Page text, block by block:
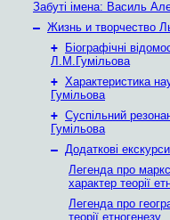
Забуті імена: Василь
– Жизнь и творчество
+
Біографічні
Л.М.Гумільова
+ Характеристика
Гумільова
+ Суспільний
Гумільова
– Додаткові екскурси
Легенда про
характер теорії
Легенда про
теорії етногенезу